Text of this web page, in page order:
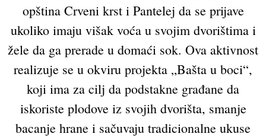
opština Crveni krst i Pantelej da se prijave
ukoliko imaju višak voća u svojim dvorištima i
žele da ga prerade u domaći sok. Ova aktivnost
realizuje se u okviru projekta „Bašta u boci“,
koji ima za cilj da podstakne građane da
iskoriste plodove iz svojih dvorišta, smanje
bacanje hrane i sačuvaju tradicionalne ukuse